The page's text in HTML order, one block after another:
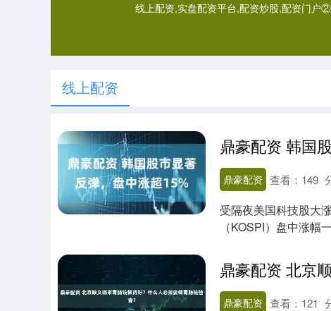
线上配资,实盘配资平台,配资炒股,配资门户
线上配资
鼎豪配资 韩国
鼎豪配资 查看： 149
受隔夜美国科技股大
（KOSPI）盘中涨
鼎豪配资 查看： 121